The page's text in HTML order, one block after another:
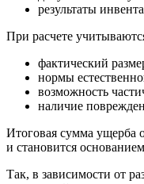
результаты
При расчете
фактический
нормы
возможность
наличие
Итоговая сумма ущерба
и становится
Так, в зависимости от